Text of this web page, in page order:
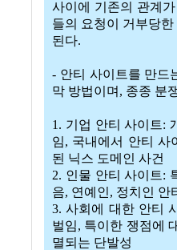
사이에 기존의 관계
들의 요청이 거부당
된다.
- 안티 사이트를 만드
막 방법이며, 종종 분
1. 기업 안티 사이트:
임, 국내에서 안티 사
된 닉스 도메인 사건
2. 인물 안티 사이트:
음, 연예인, 정치인 안
3. 사회에 대한 안티
벌임, 특이한 쟁점에
멸되는 단발성